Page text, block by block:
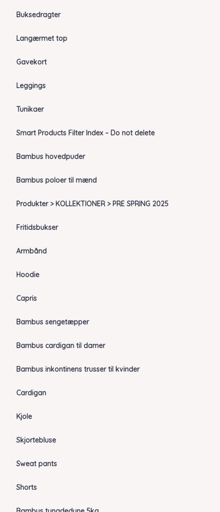
Buksedragter
Langærmet top
Gavekort
Leggings
Tunikaer
Smart Products Filter Index – Do not delete
Bambus hovedpuder
Bambus poloer til mænd
Produkter > KOLLEKTIONER > PRE SPRING 2025
Fritidsbukser
Armbånd
Hoodie
Capris
Bambus sengetæpper
Bambus cardigan til damer
Bambus inkontinens trusser til kvinder
Cardigan
Kjole
Skjortebluse
Sweat pants
Shorts